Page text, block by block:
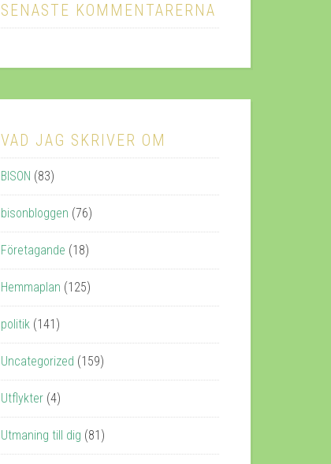
SENASTE KOMMENTARERNA
VAD JAG SKRIVER OM
BISON (83)
bisonbloggen (76)
Företagande (18)
Hemmaplan (125)
politik (141)
Uncategorized (159)
Utflykter (4)
Utmaning till dig (81)